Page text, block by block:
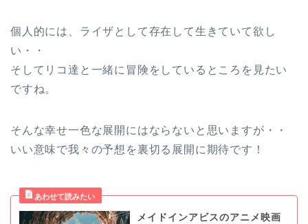
個人的には、ライザとして存在して生きていて欲し
い・・
そしてリコ達と一緒に冒険をしているところを見たい
ですね。
そんな幸せ一色な展開にはならないと思いますが・・
いい意味で我々の予想を裏切る展開に期待です！
メイドインアビスのアニメ映画